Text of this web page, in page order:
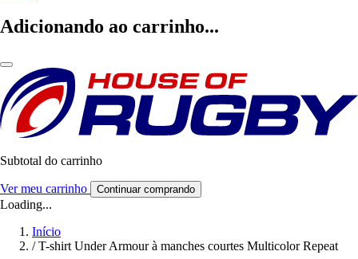
Adicionando ao carrinho...
Subtotal do carrinho
Ver meu carrinho Continuar comprando
Loading...
Início
/ T-shirt Under Armour à manches courtes Multicolor Repeat